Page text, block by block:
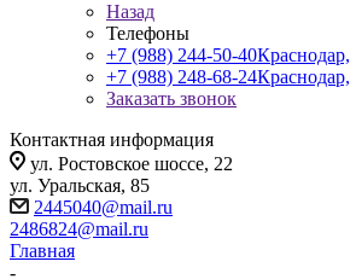
Назад
Телефоны
+7 (988) 244-50-40
+7 (988) 248-68-24
Заказать звонок
Контактная информация
ул. Ростовское шоссе, 22
ул. Уральская, 85
2445040@mail.ru
2486824@mail.ru
Главная
-